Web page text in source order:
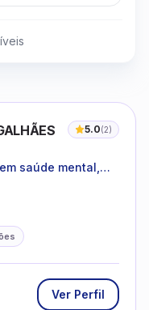
5.0(2)
saúde mental,
Ver Perfil